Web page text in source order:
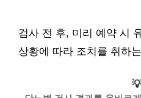
검사 전 후, 미리 예약 시
상황에 따라 조치를 취하